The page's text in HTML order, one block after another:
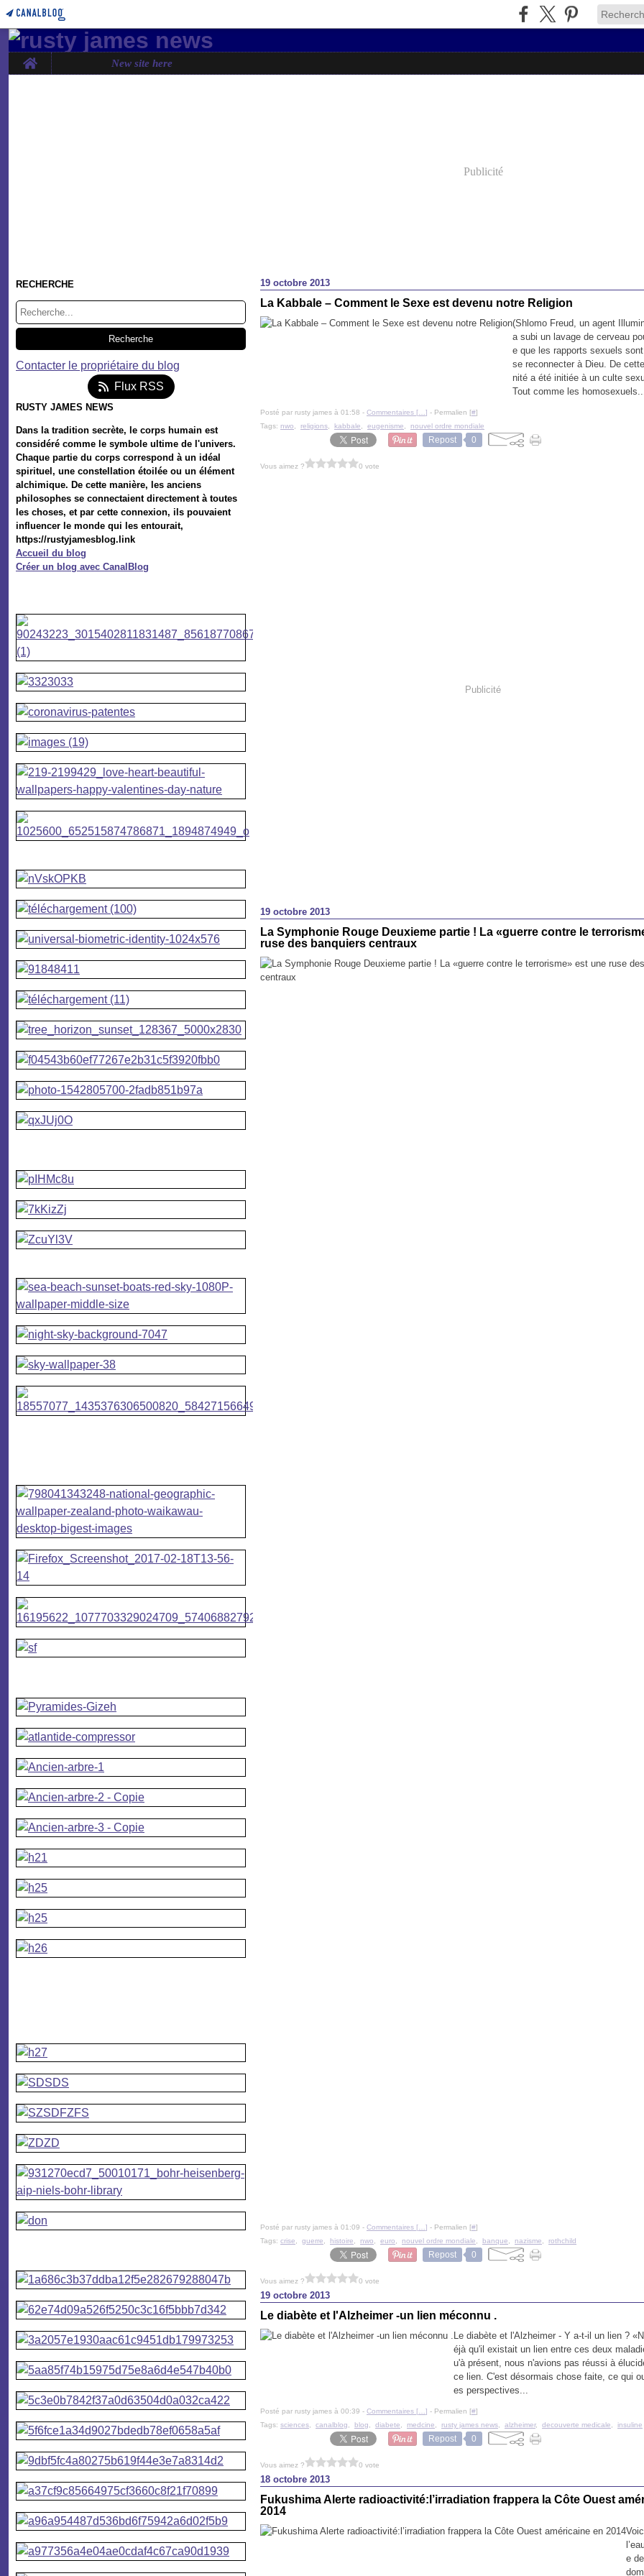
Home New site here
Publicité
RECHERCHE
Contacter le propriétaire du blog
Flux RSS
RUSTY JAMES NEWS
Dans la tradition secrète, le corps humain est
considéré comme le symbole ultime de l'univers.
Chaque partie du corps correspond à un idéal
spirituel, une constellation étoilée ou un élément
alchimique. De cette manière, les anciens
philosophes se connectaient directement à toutes
les choses, et par cette connexion, ils pouvaient
influencer le monde qui les entourait,
https://rustyjamesblog.link
Accueil du blog
Créer un blog avec CanalBlog
19 octobre 2013
La Kabbale – Comment le Sexe est devenu notre Religion
(Shlomo Freud, un agent
a subi un lavage de cerveau
e que les rapports sexuels
se reconnecter à Dieu. De
nité a été initiée à un culte
Tout comme les
Posté par rusty james à 01:58 - Commentaires [ ] - Permalien [#]
Tags: nwo religions kabbale eugenisme nouvel ordre mondiale
Repost 0
Vous aimez ? 0 vote
Publicité
19 octobre 2013
La Symphonie Rouge Deuxieme partie ! La «guerre contre le
ruse des banquiers centraux
Posté par rusty james à 01:09 - Commentaires [ ] - Permalien [#]
Tags: crise guerre histoire nwo euro nouvel ordre mondiale banque nazisme rothchild
Repost 0
Vous aimez ? 0 vote
19 octobre 2013
Le diabète et l'Alzheimer -un lien méconnu .
Le diabète et l'Alzheimer - Y a-t-il un lien ?
éjà qu'il existait un lien entre ces deux
u'à présent, nous n'avions pas réussi à
ce lien. C'est désormais chose faite, ce qui
es perspectives...
Posté par rusty james à 00:39 - Commentaires [ ] - Permalien [#]
Tags: sciences canalblog blog diabete medcine rusty james news alzheimer, decouverte medicale insuline
Repost 0
Vous aimez ? 0 vote
18 octobre 2013
Fukushima Alerte radioactivité:l’irradiation frappera la Côte Ouest
2014
e